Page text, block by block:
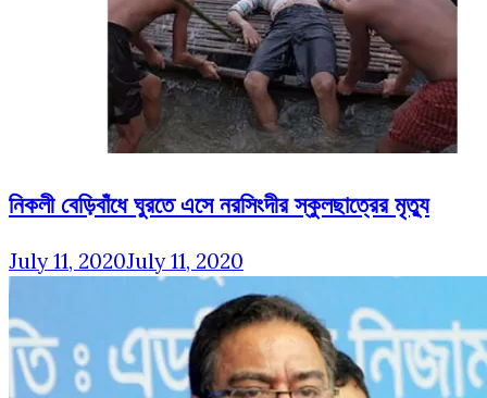
নিকলী বেড়িবাঁধে ঘুরতে এসে নরসিংদীর স্কুলছাত্রের মৃত্যু
July 11, 2020July 11, 2020